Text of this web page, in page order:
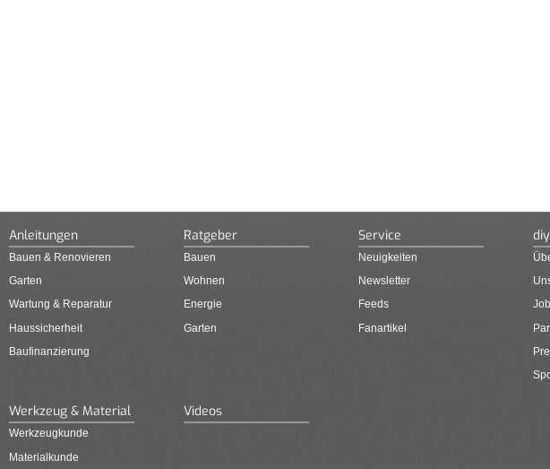
Anleitungen
Bauen & Renovieren
Garten
Wartung & Reparatur
Haussicherheit
Baufinanzierung
Ratgeber
Bauen
Wohnen
Energie
Garten
Service
Neuigkeiten
Newsletter
Feeds
Fanartikel
Werkzeug & Material
Werkzeugkunde
Materialkunde
Videos